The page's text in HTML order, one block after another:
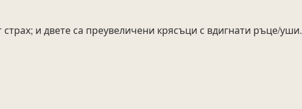
и двете са преувеличени крясъци с вдигнати ръце/уши.